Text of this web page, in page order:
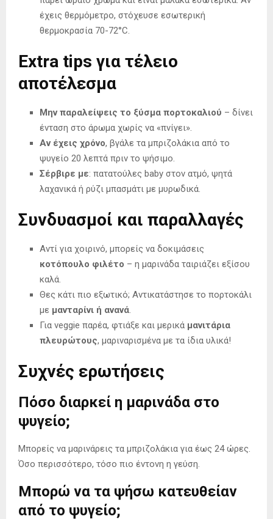
έχεις θερμόμετρο, στόχευσε εσωτερική
θερμοκρασία 70-72°C.
Extra tips για τέλειο
αποτέλεσμα
Μην παραλείψεις το ξύσμα πορτοκαλιού – δίνει
ένταση στο άρωμα χωρίς να «πνίγει».
Αν έχεις χρόνο, βγάλε τα μπριζολάκια από το
ψυγείο 20 λεπτά πριν το ψήσιμο.
Σέρβιρε με: πατατούλες baby στον ατμό, ψητά
λαχανικά ή ρύζι μπασμάτι με μυρωδικά.
Συνδυασμοί και παραλλαγές
Αντί για χοιρινό, μπορείς να δοκιμάσεις
κοτόπουλο φιλέτο – η μαρινάδα ταιριάζει εξίσου
καλά.
Θες κάτι πιο εξωτικό; Αντικατάστησε το πορτοκάλι
με μανταρίνι ή ανανά.
Για veggie παρέα, φτιάξε και μερικά μανιτάρια
πλευρώτους, μαριναρισμένα με τα ίδια υλικά!
Συχνές ερωτήσεις
Πόσο διαρκεί η μαρινάδα στο
ψυγείο;
Μπορείς να μαρινάρεις τα μπριζολάκια για έως 24 ώρες.
Όσο περισσότερο, τόσο πιο έντονη η γεύση.
Μπορώ να τα ψήσω κατευθείαν
από το ψυγείο;